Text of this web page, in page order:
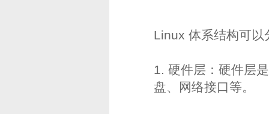
Linux 体系结构可以
1. 硬件层：硬件层
盘、网络接口等。